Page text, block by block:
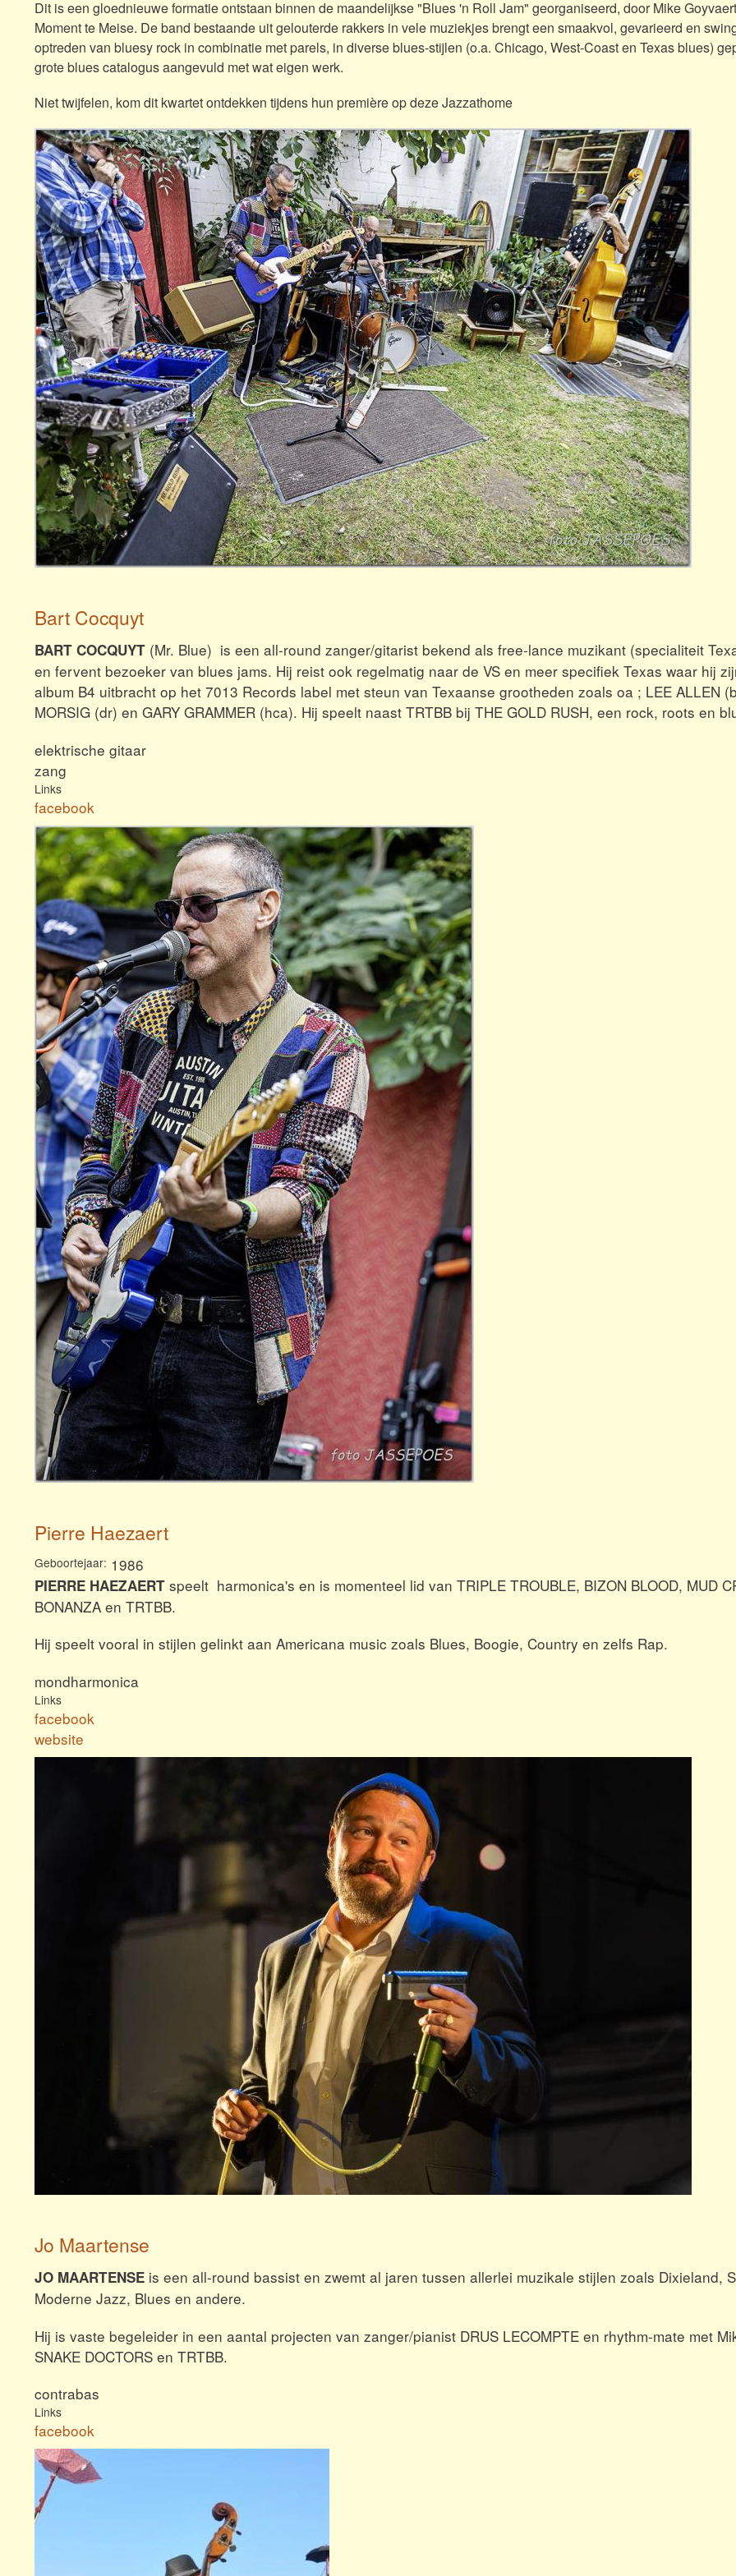
Dit is een gloednieuwe formatie ontstaan binnen de maandelijkse "Blues 'n Roll Jam" georganiseerd, door Mike
Moment te Meise. De band bestaande uit gelouterde rakkers in vele muziekjes brengt een smaakvol, gevarieerd en
optreden van bluesy rock in combinatie met parels, in diverse blues-stijlen (o.a. Chicago, West-Coast en Texas blues)
grote blues catalogus aangevuld met wat eigen werk.
Niet twijfelen, kom dit kwartet ontdekken tijdens hun première op deze Jazzathome
Bart Cocquyt
BART COCQUYT (Mr. Blue) is een all-round zanger/gitarist bekend als free-lance muzikant (specialiteit
en fervent bezoeker van blues jams. Hij reist ook regelmatig naar de VS en meer specifiek Texas waar hij
album B4 uitbracht op het 7013 Records label met steun van Texaanse grootheden zoals oa ; LEE ALLEN
MORSIG (dr) en GARY GRAMMER (hca). Hij speelt naast TRTBB bij THE GOLD RUSH, een rock, roots en
elektrische gitaar
zang
Links
facebook
Pierre Haezaert
Geboortejaar 1986
PIERRE HAEZAERT speelt harmonica's en is momenteel lid van TRIPLE TROUBLE, BIZON BLOOD, MUD
BONANZA en TRTBB.
Hij speelt vooral in stijlen gelinkt aan Americana music zoals Blues, Boogie, Country en zelfs Rap.
mondharmonica
Links
facebook
website
Jo Maartense
JO MAARTENSE is een all-round bassist en zwemt al jaren tussen allerlei muzikale stijlen zoals Dixieland,
Moderne Jazz, Blues en andere.
Hij is vaste begeleider in een aantal projecten van zanger/pianist DRUS LECOMPTE en rhythm-mate met
SNAKE DOCTORS en TRTBB.
contrabas
Links
facebook